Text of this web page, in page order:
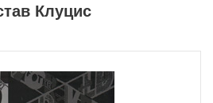
Клуцис